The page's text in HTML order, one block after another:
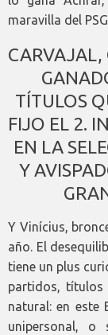
maravilla del
CARVAJAL,
TÍTULOS
FIJO EL 2.
EN LA
Y
Y Vinícius,
año. El
tiene un plus
partidos, títulos
natural: en este
unipersonal,